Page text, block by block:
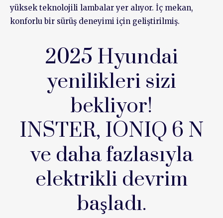
yüksek teknolojili lambalar yer alıyor. İç mekan,
konforlu bir sürüş deneyimi için geliştirilmiş.
2025 Hyundai
yenilikleri sizi
bekliyor!
INSTER, IONIQ 6 N
ve daha fazlasıyla
elektrikli devrim
başladı.